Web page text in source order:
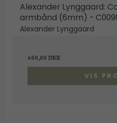
Alexander Lynggaard:
armbånd (6mm) -
Alexander Lynggaard
600,00 DKK
VIS